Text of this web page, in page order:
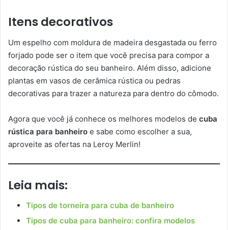
Itens decorativos
Um espelho com moldura de madeira desgastada ou ferro
forjado pode ser o item que você precisa para compor a
decoração rústica do seu banheiro. Além disso, adicione
plantas em vasos de cerâmica rústica ou pedras
decorativas para trazer a natureza para dentro do cômodo.
Agora que você já conhece os melhores modelos de cuba
rústica para banheiro e sabe como escolher a sua,
aproveite as ofertas na Leroy Merlin!
Leia mais:
Tipos de torneira para cuba de banheiro
Tipos de cuba para banheiro: confira modelos